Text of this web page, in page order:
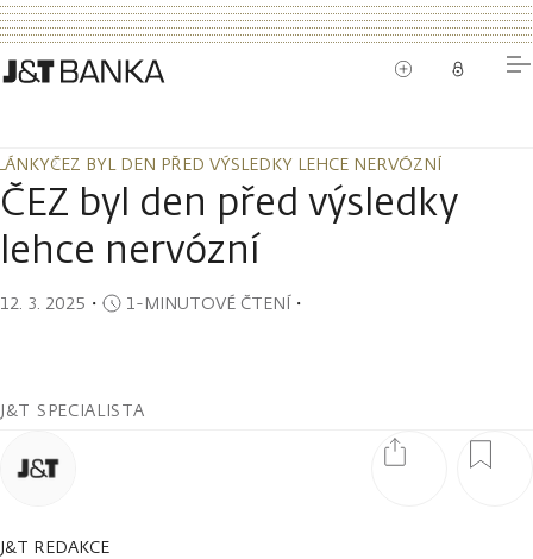
ČEZ BYL DEN PŘED VÝSLEDKY LEHCE NERVÓZNÍ
ČEZ BYL DEN PŘED VÝSLEDKY LEHCE NERVÓZNÍ
ČEZ byl den před výsledky
lehce nervózní
12. 3. 2025 ・ 1-MINUTOVÉ ČTENÍ・
J&T SPECIALISTA
J&T REDAKCE